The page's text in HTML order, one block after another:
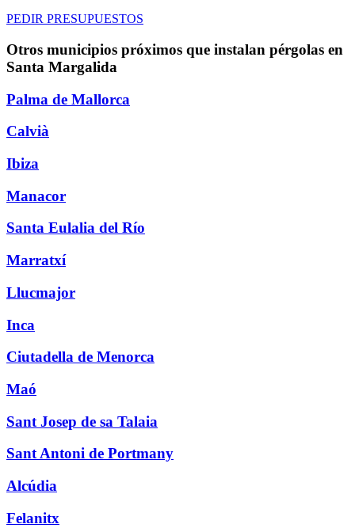
PEDIR PRESUPUESTOS
Otros municipios próximos que instalan pérgolas en
Santa Margalida
Palma de Mallorca
Calvià
Ibiza
Manacor
Santa Eulalia del Río
Marratxí
Llucmajor
Inca
Ciutadella de Menorca
Maó
Sant Josep de sa Talaia
Sant Antoni de Portmany
Alcúdia
Felanitx